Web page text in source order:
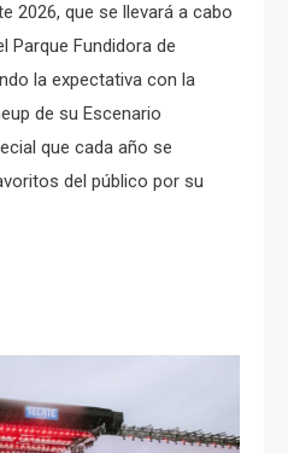
2026, que se llevará a cabo
Parque Fundidora de
la expectativa con la
de su Escenario
que cada año se
del público por su